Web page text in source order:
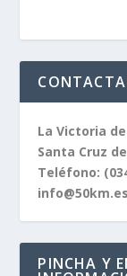
La Victoria
Santa Cruz
Teléfono:
info@50km.es
PINCHA Y